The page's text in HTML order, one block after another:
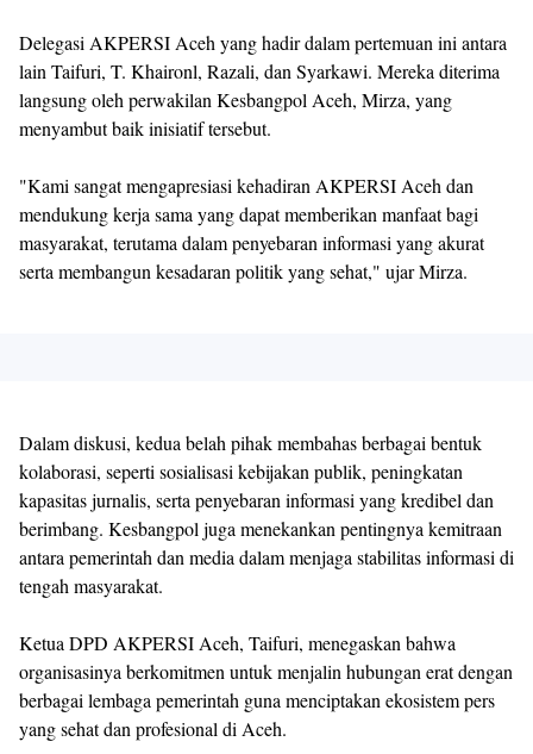
Delegasi AKPERSI Aceh yang hadir dalam pertemuan ini antara
lain Taifuri, T. Khaironl, Razali, dan Syarkawi. Mereka diterima
langsung oleh perwakilan Kesbangpol Aceh, Mirza, yang
menyambut baik inisiatif tersebut.
"Kami sangat mengapresiasi kehadiran AKPERSI Aceh dan
mendukung kerja sama yang dapat memberikan manfaat bagi
masyarakat, terutama dalam penyebaran informasi yang akurat
serta membangun kesadaran politik yang sehat," ujar Mirza.
Dalam diskusi, kedua belah pihak membahas berbagai bentuk
kolaborasi, seperti sosialisasi kebijakan publik, peningkatan
kapasitas jurnalis, serta penyebaran informasi yang kredibel dan
berimbang. Kesbangpol juga menekankan pentingnya kemitraan
antara pemerintah dan media dalam menjaga stabilitas informasi di
tengah masyarakat.
Ketua DPD AKPERSI Aceh, Taifuri, menegaskan bahwa
organisasinya berkomitmen untuk menjalin hubungan erat dengan
berbagai lembaga pemerintah guna menciptakan ekosistem pers
yang sehat dan profesional di Aceh.